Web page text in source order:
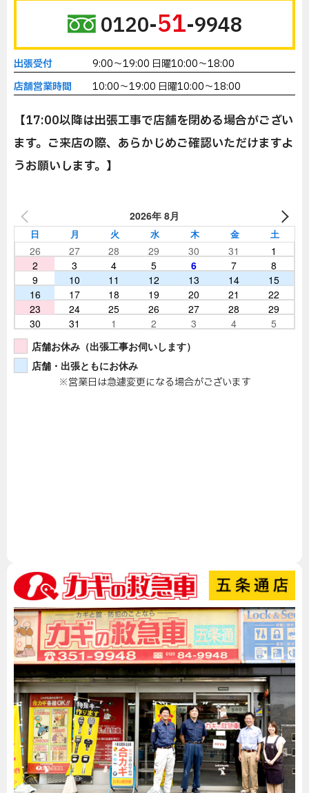
0120-51-9948
出張受付
9:00～19:00 日曜10:00～18:00
店舗営業時間
10:00～19:00 日曜10:00～18:00
【17:00以降は出張工事で店舗を閉める場合がござい
ます。ご来店の際、あらかじめご確認いただけますよ
うお願いします。】
2026年 8月
日 月 火 水 木 金 土
26 27 28 29 30 31
1
2
3 4 5 6 7
8
9
10 11 12 13 14
15
16
17 18 19 20 21
22
23
24 25 26 27 28
29
30
31 1 2 3 4
5
店舗お休み（出張工事お伺いします）
店舗・出張ともにお休み
※営業日は急遽変更になる場合がございます